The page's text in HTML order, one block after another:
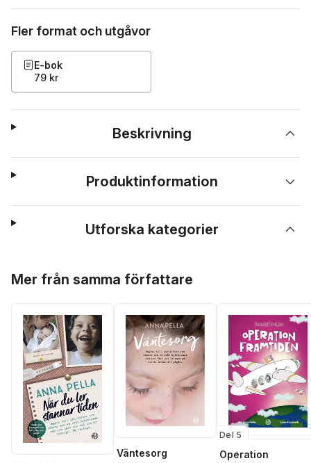
Fler format och utgåvor
E-bok
79 kr
Beskrivning
Produktinformation
Utforska kategorier
Mer från samma författare
Väntesorg
Del 5
Operation